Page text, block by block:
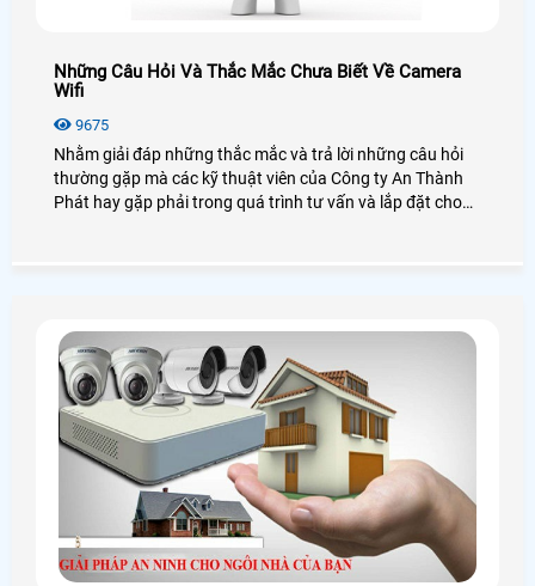
Những Câu Hỏi Và Thắc Mắc Chưa Biết Về Camera
Wifi
9675
Nhằm giải đáp những thắc mắc và trả lời những câu hỏi
thường gặp mà các kỹ thuật viên của Công ty An Thành
Phát hay gặp phải trong quá trình tư vấn và lắp đặt cho